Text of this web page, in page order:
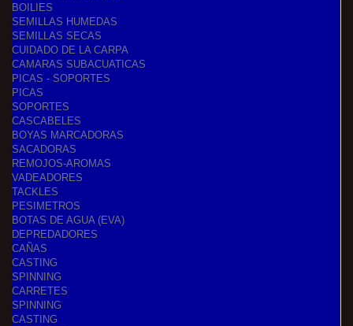
BOILIES
SEMILLAS HUMEDAS
SEMILLAS SECAS
CUIDADO DE LA CARPA
CAMARAS SUBACUATICAS
PICAS - SOPORTES
PICAS
SOPORTES
CASCABELES
BOYAS MARCADORAS
SACADORAS
REMOJOS-AROMAS
VADEADORES
TACKLES
PESIMETROS
BOTAS DE AGUA (EVA)
DEPREDADORES
CAÑAS
CASTING
SPINNING
CARRETES
SPINNING
CASTING